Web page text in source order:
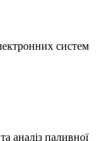
систем
аналіз паливної